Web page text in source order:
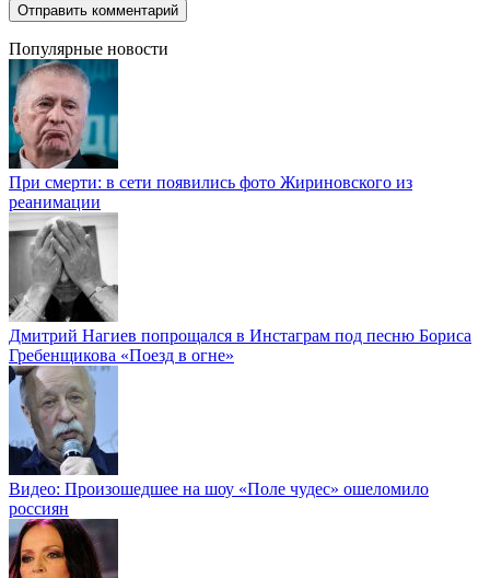
Популярные новости
При смерти: в сети появились фото Жириновского из
реанимации
Дмитрий Нагиев попрощался в Инстаграм под песню Бориса
Гребенщикова «Поезд в огне»
Видео: Произошедшее на шоу «Поле чудес» ошеломило
россиян